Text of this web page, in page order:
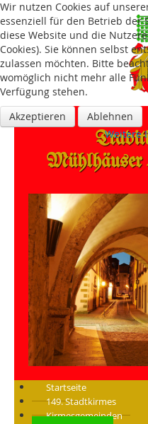
Mühlhäuser
Startseite
149. Stadtkirmes
Kirmesgemeinden
Wir nutzen Cookies auf
essenziell für den Betrieb der
diese Website und die
Cookies). Sie können selbst
zulassen möchten. Bitte
womöglich nicht mehr alle
Verfügung stehen.
Akzeptieren
Ablehnen
Weitere